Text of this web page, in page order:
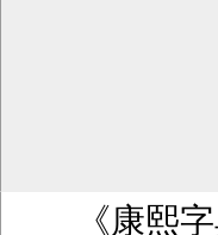
《康熙字